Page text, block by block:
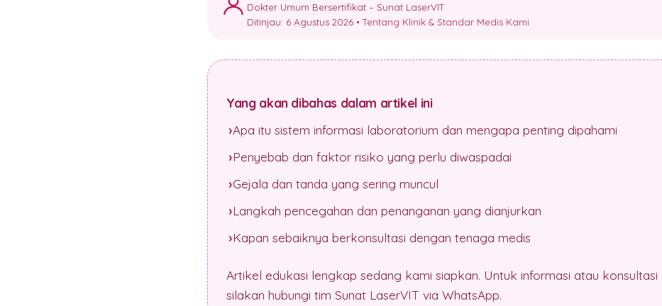
Dokter Umum Bersertifikat – Sunat LaserVIT
Ditinjau: 6 Agustus 2026 •Tentang Klinik & Standar Medis Kami
Yang akan dibahas dalam artikel ini
Apa itu sistem informasi laboratorium dan mengapa penting dipahami
Penyebab dan faktor risiko yang perlu diwaspadai
Gejala dan tanda yang sering muncul
Langkah pencegahan dan penanganan yang dianjurkan
Kapan sebaiknya berkonsultasi dengan tenaga medis
Artikel edukasi lengkap sedang kami siapkan. Untuk informasi atau konsultasi
silakan hubungi tim Sunat LaserVIT via WhatsApp.